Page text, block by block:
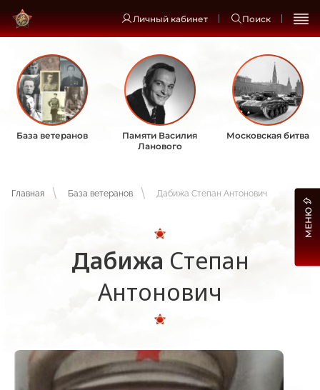
Личный кабинет Поиск
База ветеранов
Памяти Василия
Ланового
Московская битва
Главная База ветеранов Дабижа Степан Антонович
Дабижа Степан
Антонович
МЕНЮ